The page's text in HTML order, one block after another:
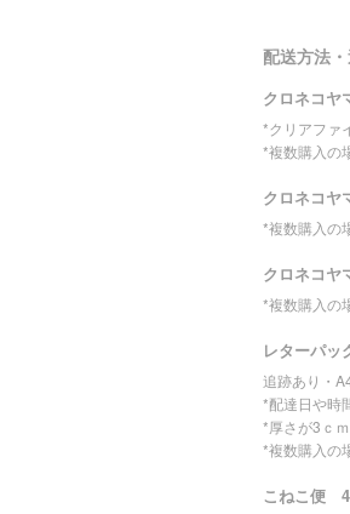
配送方法
クロネコ
*クリアファ
*複数購入の
クロネコ
*複数購入の
クロネコ
*複数購入の
レターパ
追跡あり・
*配達日や時
*厚さが3ｃ
*複数購入の
こねこ便